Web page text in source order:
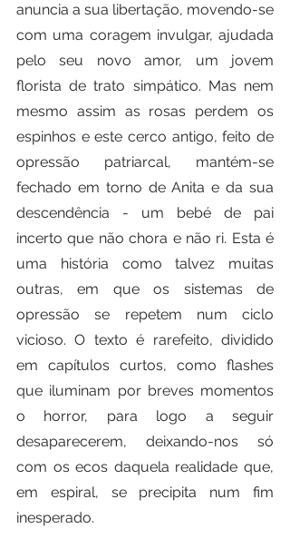
anuncia a sua libertação, movendo-se
com uma coragem invulgar, ajudada
pelo seu novo amor, um jovem
florista de trato simpático. Mas nem
mesmo assim as rosas perdem os
espinhos e este cerco antigo, feito de
opressão patriarcal, mantém-se
fechado em torno de Anita e da sua
descendência - um bebé de pai
incerto que não chora e não ri. Esta é
uma história como talvez muitas
outras, em que os sistemas de
opressão se repetem num ciclo
vicioso. O texto é rarefeito, dividido
em capítulos curtos, como flashes
que iluminam por breves momentos
o horror, para logo a seguir
desaparecerem, deixando-nos só
com os ecos daquela realidade que,
em espiral, se precipita num fim
inesperado.